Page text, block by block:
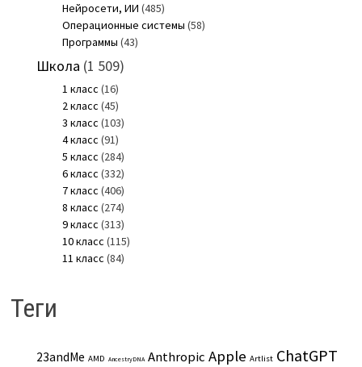
Нейросети, ИИ (485)
Операционные системы (58)
Программы (43)
Школа (1 509)
1 класс (16)
2 класс (45)
3 класс (103)
4 класс (91)
5 класс (284)
6 класс (332)
7 класс (406)
8 класс (274)
9 класс (313)
10 класс (115)
11 класс (84)
Теги
23andMe AMD AncestryDNA Anthropic Apple Artlist ChatGPT